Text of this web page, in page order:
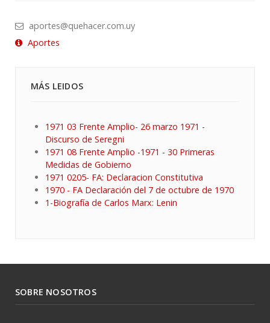
aportes@quehacer.com.uy
Aportes
MÁS LEIDOS
1971 03 Frente Amplio- 26 marzo 1971 -
Discurso de Seregni
1971 08 Frente Amplio -1971 - 30 Primeras
Medidas de Gobierno
1971 0205- FA: Declaracion Constitutiva
1970 - FA Declaración del 7 de octubre de 1970
1-Biografía de Carlos Marx: Lenin
SOBRE NOSOTROS